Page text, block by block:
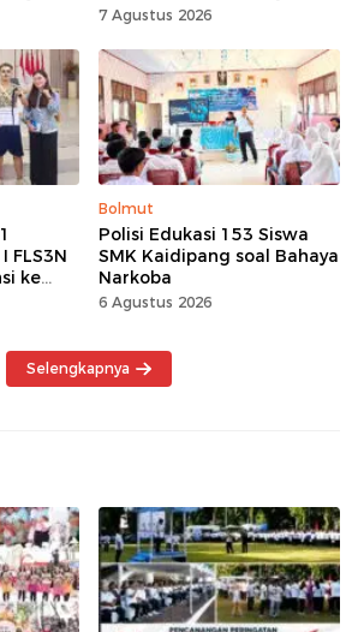
Seluruh Masyarakat
Kemerdekaan Momentum
Kerja Keras
7 Agustus 2026
FLS3N
ke
Bolmut
Polisi Edukasi 153 Siswa
SMK Kaidipang soal Bahaya
Narkoba
6 Agustus 2026
Selengkapnya